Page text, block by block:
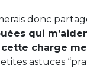
donc
qui
charge
astuces